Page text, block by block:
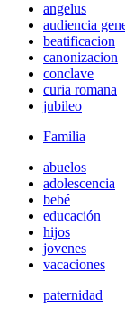
angelus
audiencia
beatificacion
canonizacion
conclave
curia romana
jubileo
Familia
abuelos
adolescencia
bebé
educación
hijos
jovenes
vacaciones
paternidad